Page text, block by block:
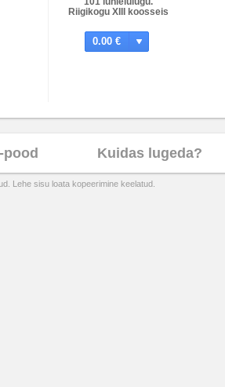
Riigikogu XIII koosseis
0.00 €
pood Kuidas lugeda?
Lehe sisu loata kopeerimine keelatud.